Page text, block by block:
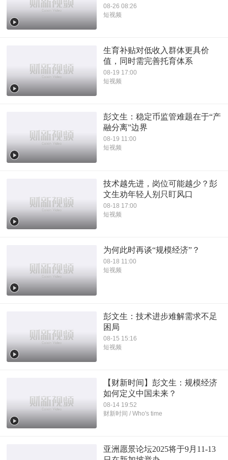
08-26 08:26
短视频
生育补贴对低收入群体更具价
值，同时需完善托育体系
08-19 17:00
短视频
彭文生：稳定币监管难题在于“产
融分离”边界
08-19 11:00
短视频
技术越先进，岗位可能越少？彭
文生劝年轻人别只盯风口
08-18 17:00
短视频
为何此时再谈“规模经济”？
08-18 11:00
短视频
彭文生：技术进步难解需求不足
困局
08-15 15:16
短视频
【财新时间】彭文生：规模经济
如何定义中国未来？
08-14 19:52
财新时间 / Who's time
亚洲愿景论坛2025将于9月11-13